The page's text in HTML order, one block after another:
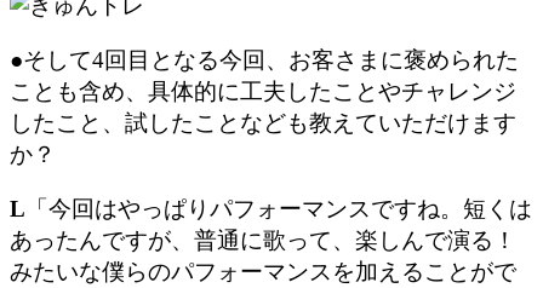
●そして4回目となる今回、お客さまに褒められた
ことも含め、具体的に工夫したことやチャレンジ
したこと、試したことなども教えていただけます
か？
L 「今回はやっぱりパフォーマンスですね。短くは
あったんですが、普通に歌って、楽しんで演る！
みたいな僕らのパフォーマンスを加えることがで